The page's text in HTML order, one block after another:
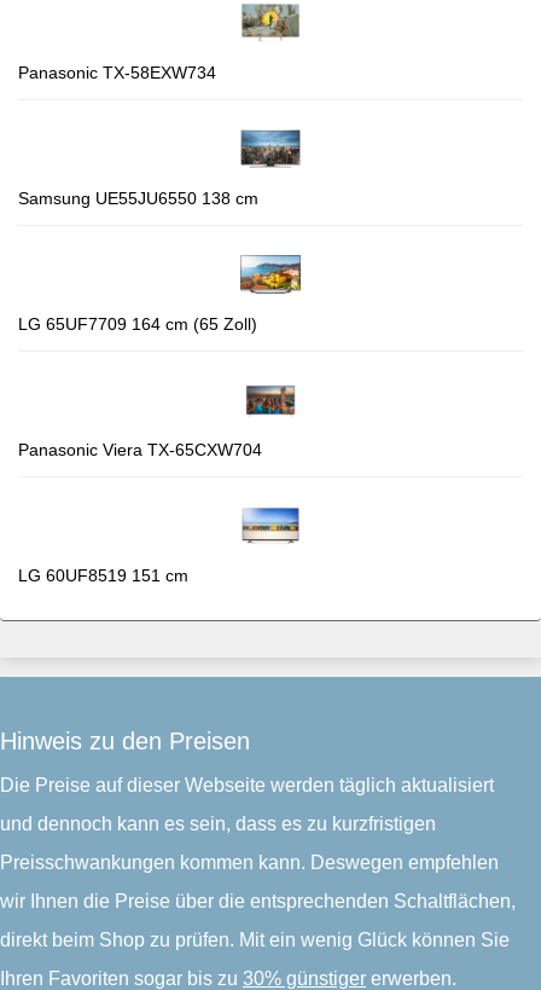
Panasonic TX-58EXW734
Samsung UE55JU6550 138 cm
LG 65UF7709 164 cm (65 Zoll)
Panasonic Viera TX-65CXW704
LG 60UF8519 151 cm
Hinweis zu den Preisen
Die Preise auf dieser Webseite werden täglich aktualisiert
und dennoch kann es sein, dass es zu kurzfristigen
Preisschwankungen kommen kann. Deswegen empfehlen
wir Ihnen die Preise über die entsprechenden Schaltflächen,
direkt beim Shop zu prüfen. Mit ein wenig Glück können Sie
Ihren Favoriten sogar bis zu 30% günstiger erwerben.